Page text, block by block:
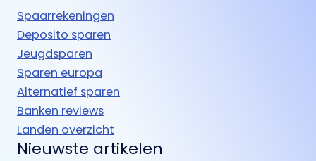
Spaarrekeningen
Deposito sparen
Jeugdsparen
Sparen europa
Alternatief sparen
Banken reviews
Landen overzicht
Nieuwste artikelen